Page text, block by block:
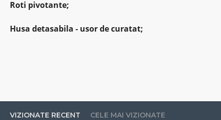
Roti pivotante;
Husa detasabila - usor de curatat;
VIZIONATE RECENT CELE MAI VIZIONATE